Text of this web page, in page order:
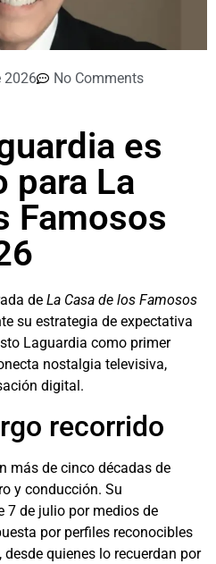
2026
No Comments
es
para La
Famosos
de La Casa de los Famosos
su estrategia de expectativa
Laguardia como primer
nostalgia televisiva,
digital.
recorrido
más de cinco décadas de
y conducción. Su
7 de julio por medios de
por perfiles reconocibles
quienes lo recuerdan por